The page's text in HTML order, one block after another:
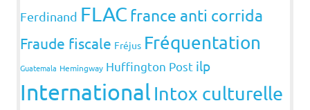
Ferdinand FLAC france anti corrida
Fraude fiscale Fréjus Fréquentation
Guatemala Hemingway Huffington Post ilp
International Intox culturelle